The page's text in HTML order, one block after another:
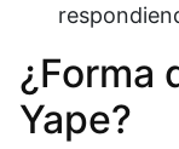
¿Forma
Yape?